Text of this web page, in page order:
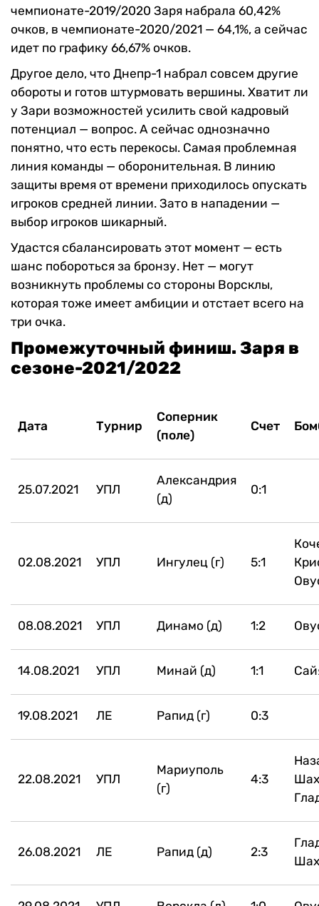
чемпионате-2019/2020 Заря набрала 60,42%
очков, в чемпионате-2020/2021 — 64,1%, а сейчас
идет по графику 66,67% очков.
Другое дело, что Днепр-1 набрал совсем другие
обороты и готов штурмовать вершины. Хватит ли
у Зари возможностей усилить свой кадровый
потенциал — вопрос. А сейчас однозначно
понятно, что есть перекосы. Самая проблемная
линия команды — оборонительная. В линию
защиты время от времени приходилось опускать
игроков средней линии. Зато в нападении —
выбор игроков шикарный.
Удастся сбалансировать этот момент — есть
шанс побороться за бронзу. Нет — могут
возникнуть проблемы со стороны Ворсклы,
которая тоже имеет амбиции и отстает всего на
три очка.
Промежуточный финиш. Заря в
сезоне-2021/2022
Дата Турнир
Соперник
(поле)
Счет
25.07.2021 УПЛ
Александрия
(д)
0:1
02.08.2021 УПЛ Ингулец (г) 5:1
08.08.2021 УПЛ Динамо (д) 1:2
14.08.2021 УПЛ Минай (д) 1:1
19.08.2021 ЛЕ Рапид (г) 0:3
22.08.2021 УПЛ
Мариуполь
(г)
4:3
26.08.2021 ЛЕ Рапид (д) 2:3